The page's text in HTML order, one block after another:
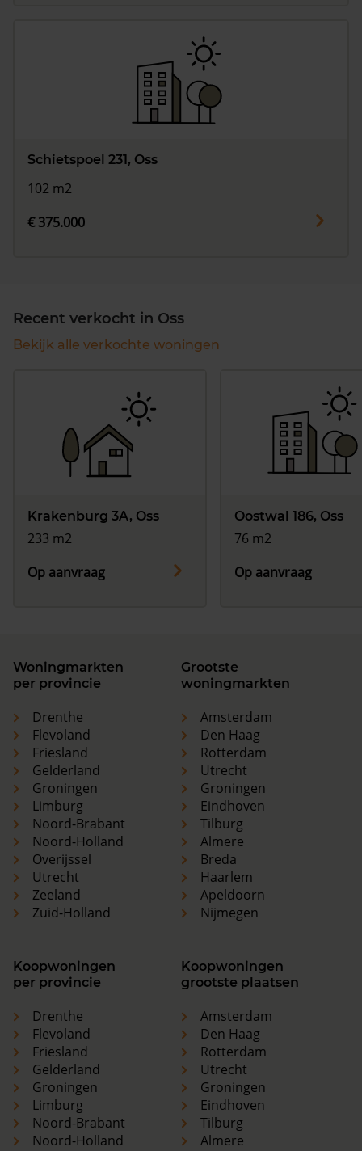
Schietspoel 231, Oss
102 m2
€ 375.000
Recent verkocht in Oss
Bekijk alle verkochte woningen
Krakenburg 3A, Oss
233 m2
Op aanvraag
Oostwal 186, Oss
76 m2
Op aanvraag
Woningmarkten
per provincie
Drenthe
Flevoland
Friesland
Gelderland
Groningen
Limburg
Noord-Brabant
Noord-Holland
Overijssel
Utrecht
Zeeland
Zuid-Holland
Grootste
woningmarkten
Amsterdam
Den Haag
Rotterdam
Utrecht
Groningen
Eindhoven
Tilburg
Almere
Breda
Haarlem
Apeldoorn
Nijmegen
Koopwoningen
per provincie
Drenthe
Flevoland
Friesland
Gelderland
Groningen
Limburg
Noord-Brabant
Noord-Holland
Koopwoningen
grootste plaatsen
Amsterdam
Den Haag
Rotterdam
Utrecht
Groningen
Eindhoven
Tilburg
Almere